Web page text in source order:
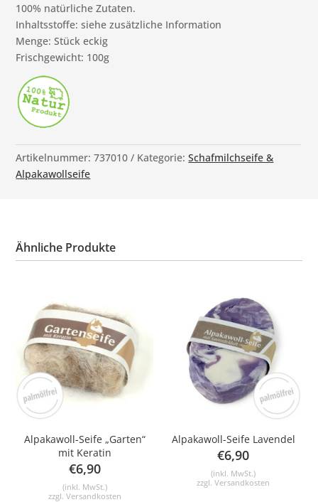
100% natürliche Zutaten.
Inhaltsstoffe: siehe zusätzliche Information
Menge: Stück eckig
Frischgewicht: 100g
Artikelnummer:737010 Kategorie:Schafmilchseife &
Alpakawollseife
Ähnliche Produkte
Alpakawoll-Seife „Garten“
mit Keratin
€6,90
(inkl. MwSt.)
zzgl. Versandkosten
Alpakawoll-Seife Lavendel
€6,90
(inkl. MwSt.)
zzgl.Versandkosten